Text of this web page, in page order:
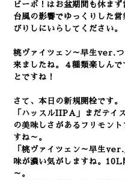
ビーボ！はお盆期間も休まず
台風の影響でゆっくりした
びりしにいらしてください。
桃ヴァイツェン～早生ver.
来ましたね。４種類楽しん
とですね！
さて、本日の新規開栓です。
「ハッスルIIPA」まだテイ
の美味しさがあるフリモン
すね～。
「桃ヴァイツェン～早生
味が濃い気がしますね。10L
～。